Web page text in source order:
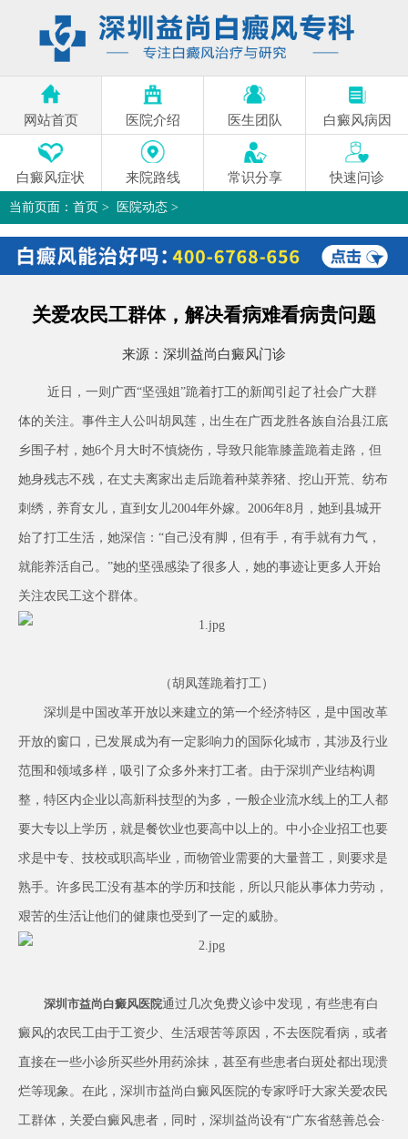
网站首页 医院介绍 医生团队 白癜风病因
白癜风症状 来院路线 常识分享 快速问诊
当前页面： 首页 > 医院动态 >
关爱农民工群体，解决看病难看病贵问题>
关爱农民工群体，解决看病难看病贵问题
来源： 深圳益尚白癜风门诊
近日，一则广西“坚强姐”跪着打工的新闻引起了社会广大群
体的关注。事件主人公叫胡凤莲，出生在广西龙胜各族自治县江底
乡围子村，她6个月大时不慎烧伤，导致只能靠膝盖跪着走路，但
她身残志不残，在丈夫离家出走后跪着种菜养猪、挖山开荒、纺布
刺绣，养育女儿，直到女儿2004年外嫁。2006年8月，她到县城开
始了打工生活，她深信：“自己没有脚，但有手，有手就有力气，
就能养活自己。”她的坚强感染了很多人，她的事迹让更多人开始
关注农民工这个群体。
（胡凤莲跪着打工）
深圳是中国改革开放以来建立的第一个经济特区，是中国改革
开放的窗口，已发展成为有一定影响力的国际化城市，其涉及行业
范围和领域多样，吸引了众多外来打工者。由于深圳产业结构调
整，特区内企业以高新科技型的为多，一般企业流水线上的工人都
要大专以上学历，就是餐饮业也要高中以上的。中小企业招工也要
求是中专、技校或职高毕业，而物管业需要的大量普工，则要求是
熟手。许多民工没有基本的学历和技能，所以只能从事体力劳动，
艰苦的生活让他们的健康也受到了一定的威胁。
深圳市益尚白癜风医院通过几次免费义诊中发现，有些患有白
癜风的农民工由于工资少、生活艰苦等原因，不去医院看病，或者
直接在一些小诊所买些外用药涂抹，甚至有些患者白斑处都出现溃
烂等现象。在此，深圳市益尚白癜风医院的专家呼吁大家关爱农民
工群体，关爱白癜风患者，同时，深圳益尚设有“广东省慈善总会·